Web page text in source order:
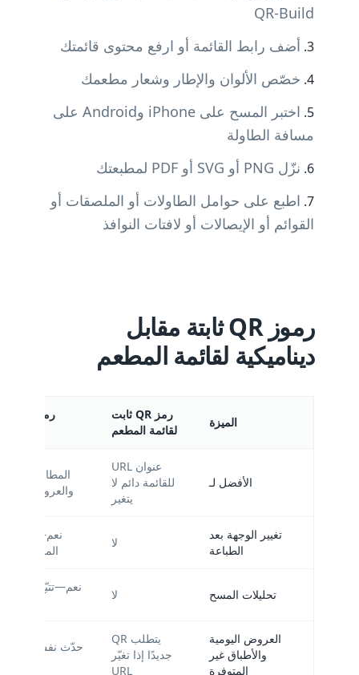
QR-Build
أضف رابط القائمة أو ارفع محتوى قائمتك
خصّص الألوان والإطار وشعار مطعمك
اختبر المسح على iPhone وAndroid على
مسافة الطاولة
نزّل PNG أو SVG أو PDF لمطبعتك
اطبع على حوامل الطاولات أو الملصقات أو
القوائم أو الإيصالات أو لافتات النوافذ
رموز QR ثابتة مقابل
ديناميكية لقائمة المطعم
الميزة
رمز QR ثابت
لقائمة المطعم
الأفضل لـ
عنوان URL
للقائمة دائم لا
يتغير
المطاعم التي
والعروض
تغيير الوجهة بعد
الطباعة
لا
نعم—عدّل
المحتوى من
تحليلات المسح لا
نعم—تتبّع
العروض اليومية
والأطباق غير
المتوفرة
يتطلب QR
جديدًا إذا تغيّر
URL
حدّث نفس الرمز